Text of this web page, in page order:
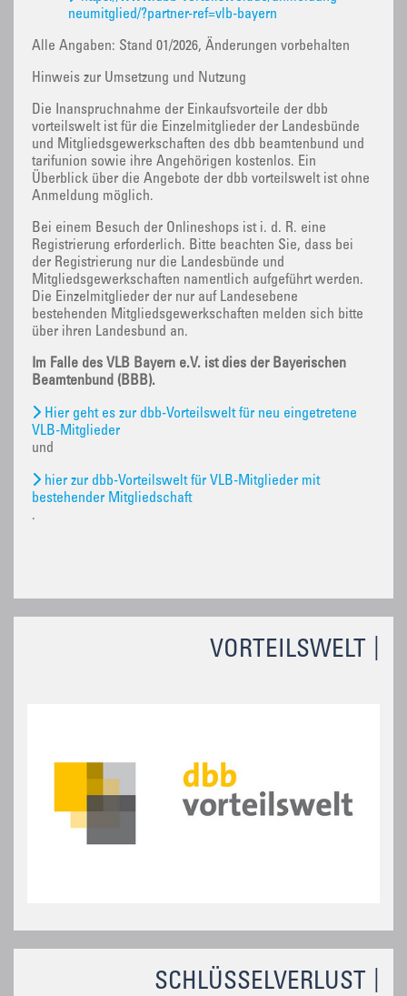
VORTEILSWELT
SCHLÜSSELVERLUST
neumitglied/?partner-ref=vlb-bayern
Alle Angaben: Stand 01/2026, Änderungen vorbehalten
Hinweis zur Umsetzung und Nutzung
Die Inanspruchnahme der Einkaufsvorteile der dbb
vorteilswelt ist für die Einzelmitglieder der Landesbünde
und Mitgliedsgewerkschaften des dbb beamtenbund und
tarifunion sowie ihre Angehörigen kostenlos. Ein
Überblick über die Angebote der dbb vorteilswelt ist ohne
Anmeldung möglich.
Bei einem Besuch der Onlineshops ist i. d. R. eine
Registrierung erforderlich. Bitte beachten Sie, dass bei
der Registrierung nur die Landesbünde und
Mitgliedsgewerkschaften namentlich aufgeführt werden.
Die Einzelmitglieder der nur auf Landesebene
bestehenden Mitgliedsgewerkschaften melden sich bitte
über ihren Landesbund an.
Im Falle des VLB Bayern e.V. ist dies der Bayerischen
Beamtenbund (BBB).
Hier geht es zur dbb-Vorteilswelt für neu eingetretene
VLB-Mitglieder
und
hier zur dbb-Vorteilswelt für VLB-Mitglieder mit
bestehender Mitgliedschaft
.